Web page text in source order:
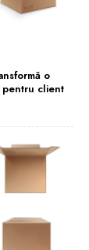
o
pentru client